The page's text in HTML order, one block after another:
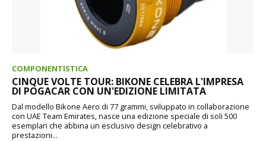
COMPONENTISTICA
CINQUE VOLTE TOUR: BIKONE CELEBRA L'IMPRESA
DI POGACAR CON UN'EDIZIONE LIMITATA
Dal modello Bikone Aero di 77 grammi, sviluppato in collaborazione
con UAE Team Emirates, nasce una edizione speciale di soli 500
esemplari che abbina un esclusivo design celebrativo a
prestazioni...